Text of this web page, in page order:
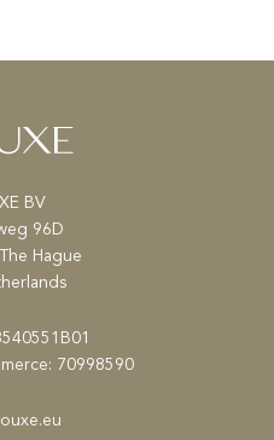
BV
96D
Hague
70998590